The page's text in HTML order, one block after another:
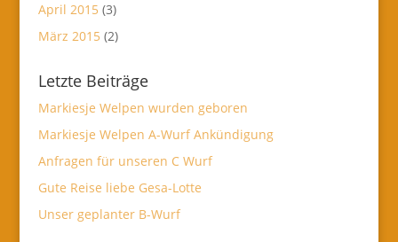
April 2015 (3)
März 2015 (2)
Letzte Beiträge
Markiesje Welpen wurden geboren
Markiesje Welpen A-Wurf Ankündigung
Anfragen für unseren C Wurf
Gute Reise liebe Gesa-Lotte
Unser geplanter B-Wurf